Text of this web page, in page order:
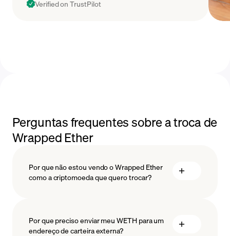
Verified on TrustPilot
Perguntas frequentes sobre a troca de
Wrapped Ether
Por que não estou vendo o Wrapped Ether
como a criptomoeda que quero trocar?
Por que preciso enviar meu WETH para um
endereço de carteira externa?